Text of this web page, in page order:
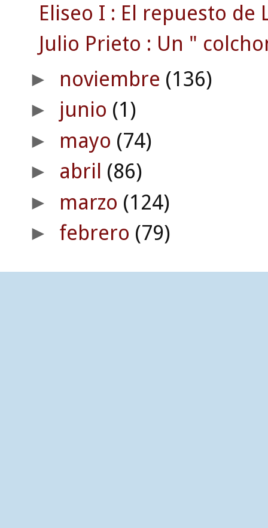
Eliseo I : El repuesto de
Julio Prieto : Un "
► noviembre (136)
► junio (1)
► mayo (74)
► abril (86)
► marzo (124)
► febrero (79)